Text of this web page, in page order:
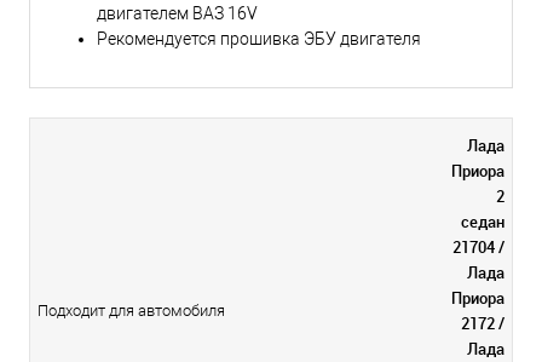
двигателем ВАЗ 16V
Рекомендуется прошивка ЭБУ двигателя
Подходит для автомобиля
Лада
Приора
2
седан
21704 /
Лада
Приора
2172 /
Лада